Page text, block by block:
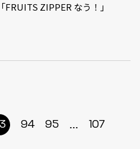
FRUITS ZIPPER なう！」
94 95 ... 107